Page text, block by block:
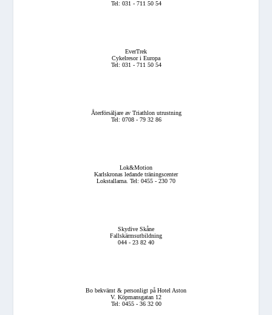
Tel: 031 - 711 50 54
EverTrek
Cykelresor i Europa
Tel: 031 - 711 50 54
Återförsäljare av Triathlon utrustning
Tel: 0708 - 79 32 86
Lok&Motion
Karlskronas ledande träningscenter
Lokstallarna. Tel: 0455 - 230 70
Skydive Skåne
Fallskärmsutbildning
044 - 23 82 40
Bo bekvämt & personligt på Hotel Aston
V. Köpmansgatan 12
Tel: 0455 - 36 32 00